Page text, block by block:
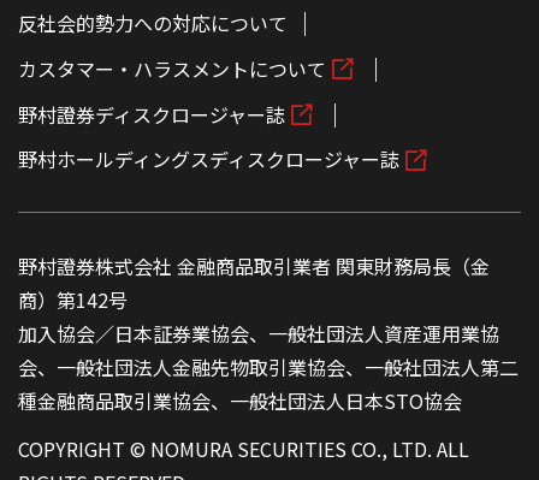
反社会的勢力への対応について
カスタマー・ハラスメントについて
野村證券ディスクロージャー誌
野村ホールディングスディスクロージャー誌
野村證券株式会社 金融商品取引業者 関東財務局長（金
商）第142号
加入協会／日本証券業協会、一般社団法人資産運用業協
会、一般社団法人金融先物取引業協会、一般社団法人第二
種金融商品取引業協会、一般社団法人日本STO協会
COPYRIGHT © NOMURA SECURITIES CO., LTD. ALL